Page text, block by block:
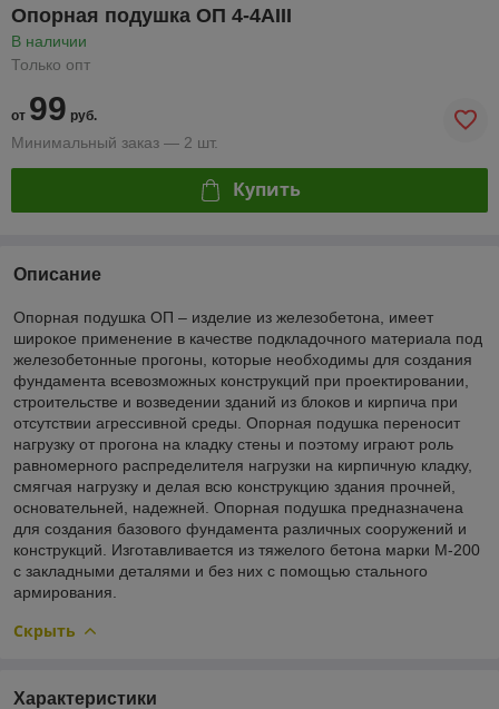
Опорная подушка ОП 4-4AIII
В наличии
Только опт
от 99 руб.
Минимальный заказ — 2 шт.
Купить
Описание
Опорная подушка ОП – изделие из железобетона, имеет
широкое применение в качестве подкладочного материала под
железобетонные прогоны, которые необходимы для создания
фундамента всевозможных конструкций при проектировании,
строительстве и возведении зданий из блоков и кирпича при
отсутствии агрессивной среды. Опорная подушка переносит
нагрузку от прогона на кладку стены и поэтому играют роль
равномерного распределителя нагрузки на кирпичную кладку,
смягчая нагрузку и делая всю конструкцию здания прочней,
основательней, надежней. Опорная подушка предназначена
для создания базового фундамента различных сооружений и
конструкций. Изготавливается из тяжелого бетона марки М-200
с закладными деталями и без них с помощью стального
армирования.
Скрыть
Характеристики